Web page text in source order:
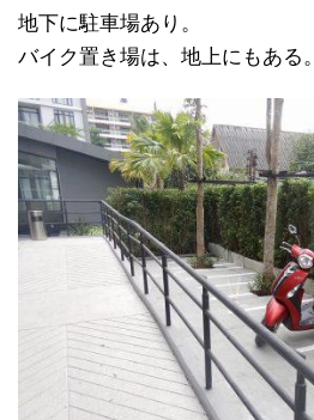
地下に駐車場あり。
バイク置き場は、地上にもある。